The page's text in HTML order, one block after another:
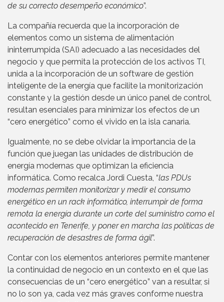
de su correcto desempeño económico”.
La compañía recuerda que la incorporación de
elementos como un sistema de alimentación
ininterrumpida (SAI) adecuado a las necesidades del
negocio y que permita la protección de los activos TI,
unida a la incorporación de un software de gestión
inteligente de la energía que facilite la monitorización
constante y la gestión desde un único panel de control,
resultan esenciales para minimizar los efectos de un
“cero energético” como el vivido en la isla canaria.
Igualmente, no se debe olvidar la importancia de la
función que juegan las unidades de distribución de
energía modernas que optimizan la eficiencia
informática. Como recalca Jordi Cuesta, “las PDUs
modernas permiten monitorizar y medir el consumo
energético en un rack informático, interrumpir de forma
remota la energía durante un corte del suministro como el
acontecido en Tenerife, y poner en marcha las políticas de
recuperación de desastres de forma ágil”.
Contar con los elementos anteriores permite mantener
la continuidad de negocio en un contexto en el que las
consecuencias de un “cero energético” van a resultar, si
no lo son ya, cada vez más graves conforme nuestra